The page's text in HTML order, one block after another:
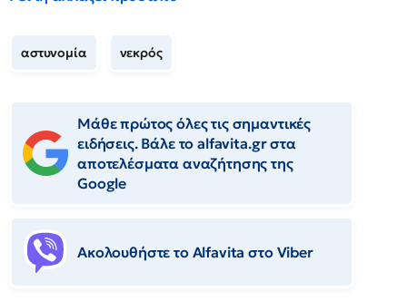
αστυνομία νεκρός
Μάθε πρώτος όλες τις σημαντικές
ειδήσεις. Βάλε το alfavita.gr στα
αποτελέσματα αναζήτησης της
Google
Ακολουθήστε το Αlfavita στο Viber